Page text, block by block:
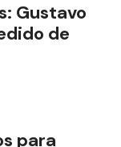
Gustavo
de
para